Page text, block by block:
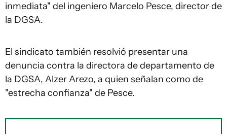
inmediata" del ingeniero Marcelo Pesce, director de
la DGSA.
El sindicato también resolvió presentar una
denuncia contra la directora de departamento de
la DGSA, Alzer Arezo, a quien señalan como de
"estrecha confianza" de Pesce.